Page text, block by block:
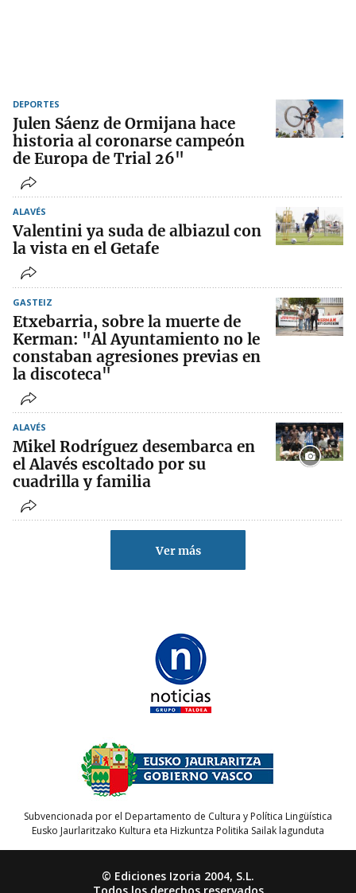
DEPORTES
Julen Sáenz de Ormijana hace
historia al coronarse campeón
de Europa de Trial 26"
ALAVÉS
Valentini ya suda de albiazul con
la vista en el Getafe
GASTEIZ
Etxebarria, sobre la muerte de
Kerman: "Al Ayuntamiento no le
constaban agresiones previas en
la discoteca"
ALAVÉS
Mikel Rodríguez desembarca en
el Alavés escoltado por su
cuadrilla y familia
Ver más
Subvencionada por el Departamento de Cultura y Política Lingüística
Eusko Jaurlaritzako Kultura eta Hizkuntza Politika Sailak lagunduta
© Ediciones Izoria 2004, S.L.